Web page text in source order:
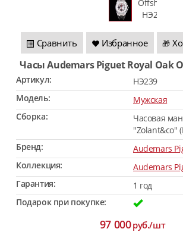
Сравнить Избранное 🎁
Часы Audemars Piguet Royal Oak
Артикул:
HЭ239
Модель:
Мужская
Сборка:
Часовая
"Zolant&co"
Бренд:
Audemars
Коллекция:
Audemars
Гарантия:
1 год
Подарок при покупке:
97 000руб./шт